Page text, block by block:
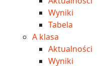
Wyniki
Tabela
A klasa
Aktualności
Wyniki